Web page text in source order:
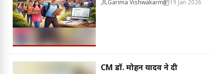
Garima Vishwakarma 19 Jan 2026
CM डॉ. मोहन यादव ने दी